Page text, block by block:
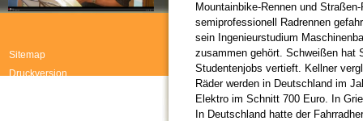
Sitemap
Druckversion
Mountainbike-Rennen und
semiprofessionell Radrennen
sein Ingenieurstudium
zusammen gehört. Schweißen hat
Studentenjobs vertieft. Kellner
Räder werden in Deutschland im
Elektro im Schnitt 700 Euro. In
In Deutschland hatte der